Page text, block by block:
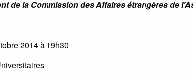
de la Commission des Affaires étrangères de
2014 à 19h30